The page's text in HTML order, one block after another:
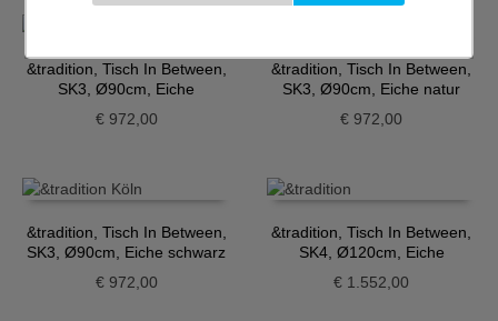
&tradition, Tisch In Between,
SK3, Ø90cm, Eiche
€972,00
&tradition, Tisch In Between,
SK3, Ø90cm, Eiche natur
€ 972,00
&tradition, Tisch In Between,
SK3, Ø90cm, Eiche schwarz
€972,00
&tradition, Tisch In Between,
SK4, Ø120cm, Eiche
€ 1.552,00